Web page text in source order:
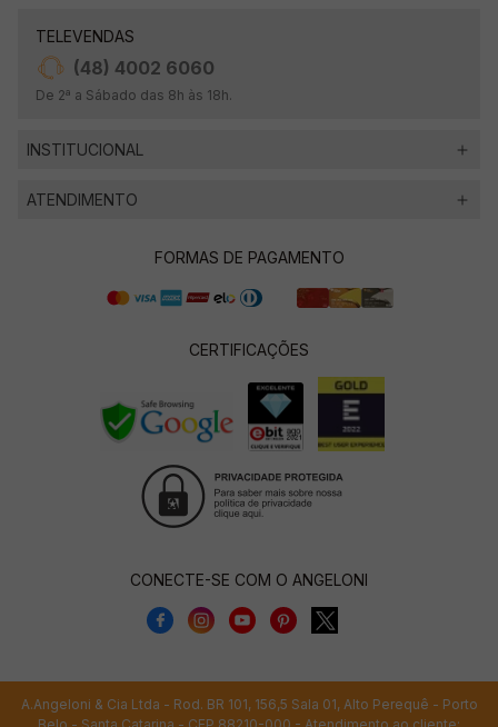
TELEVENDAS
(48) 4002 6060
De 2ª a Sábado das 8h às 18h.
INSTITUCIONAL
ATENDIMENTO
FORMAS DE PAGAMENTO
CERTIFICAÇÕES
CONECTE-SE COM O ANGELONI
A.Angeloni & Cia Ltda - Rod. BR 101, 156,5 Sala 01, Alto Perequê - Porto